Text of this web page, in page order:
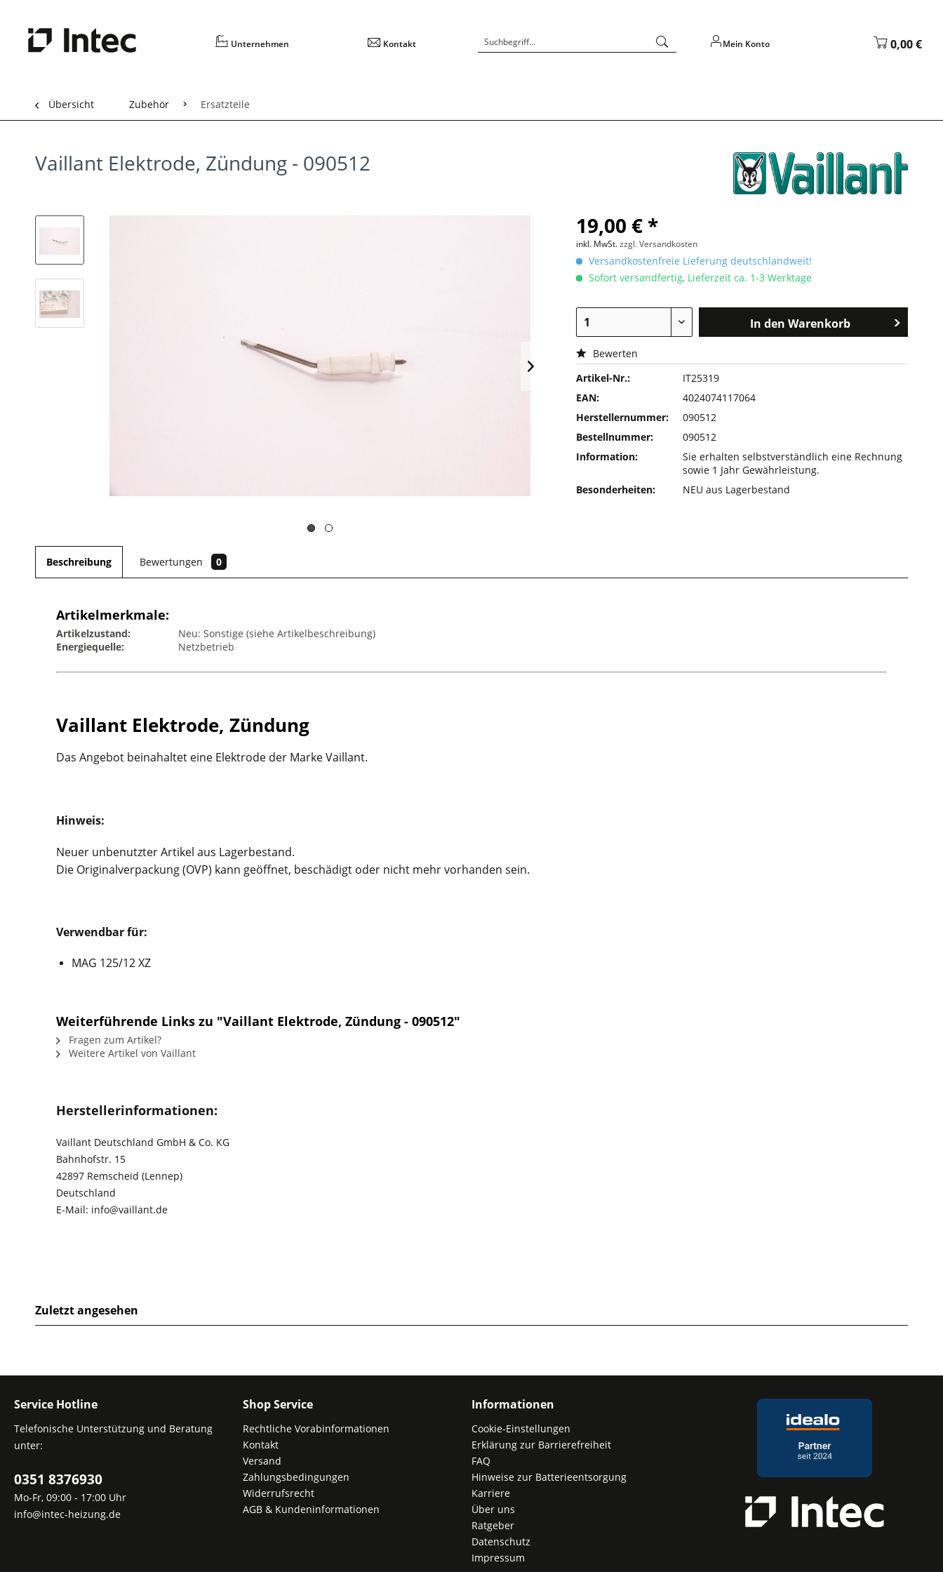
Unternehmen Kontakt Mein Konto 0,00 €
Übersicht Zubehör Ersatzteile
Vaillant Elektrode, Zündung - 090512
19,00 € *
inkl. MwSt.zzgl. Versandkosten
Versandkostenfreie Lieferung deutschlandweit!
Sofort versandfertig, Lieferzeit ca. 1-3 Werktage
In den Warenkorb
Bewerten
Artikel-Nr.:
IT25319
EAN:
4024074117064
Herstellernummer:
090512
Bestellnummer:
090512
Information:
Sie erhalten selbstverständlich eine Rechnung
sowie 1 Jahr Gewährleistung.
Besonderheiten:
NEU aus Lagerbestand
Beschreibung Bewertungen 0
Artikelmerkmale:
Artikelzustand:
Neu: Sonstige (siehe Artikelbeschreibung)
Energiequelle:
Netzbetrieb
Vaillant Elektrode, Zündung
Das Angebot beinahaltet eine Elektrode der Marke Vaillant.
Hinweis:
Neuer unbenutzter Artikel aus Lagerbestand.
Die Originalverpackung (OVP) kann geöffnet, beschädigt oder nicht mehr vorhanden sein.
Verwendbar für:
MAG 125/12 XZ
Weiterführende Links zu "Vaillant Elektrode, Zündung - 090512"
Fragen zum Artikel?
Weitere Artikel von Vaillant
Herstellerinformationen:
Vaillant Deutschland GmbH & Co. KG
Bahnhofstr. 15
42897 Remscheid (Lennep)
Deutschland
E-Mail: info@vaillant.de
Zuletzt angesehen
Service Hotline
Telefonische Unterstützung und Beratung
unter:
0351 8376930
Mo-Fr, 09:00 - 17:00 Uhr
info@intec-heizung.de
Shop Service
Rechtliche Vorabinformationen
Kontakt
Versand
Zahlungsbedingungen
Widerrufsrecht
AGB & Kundeninformationen
Informationen
Cookie-Einstellungen
Erklärung zur Barrierefreiheit
FAQ
Hinweise zur Batterieentsorgung
Karriere
Über uns
Ratgeber
Datenschutz
Impressum